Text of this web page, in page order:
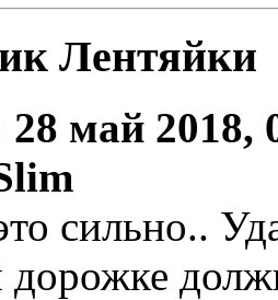
Лентяйки
28 май 2018,
сильно..
дорожке